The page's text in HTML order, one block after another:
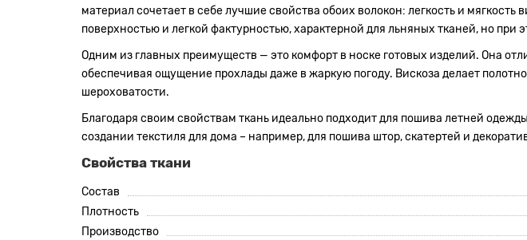
материал сочетает в себе лучшие свойства обоих волокон: легкость и
поверхностью и легкой фактурностью, характерной для льняных тканей, но
Одним из главных преимуществ — это комфорт в носке готовых изделий. Она
обеспечивая ощущение прохлады даже в жаркую погоду. Вискоза делает
шероховатости.
Благодаря своим свойствам ткань идеально подходит для пошива летней
создании текстиля для дома – например, для пошива штор, скатертей и
Свойства ткани
Состав
Плотность
Производство